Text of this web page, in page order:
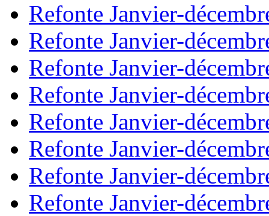
Refonte Janvier-
Refonte Janvier-
Refonte Janvier-
Refonte Janvier-
Refonte Janvier-
Refonte Janvier-
Refonte Janvier-
Refonte Janvier-